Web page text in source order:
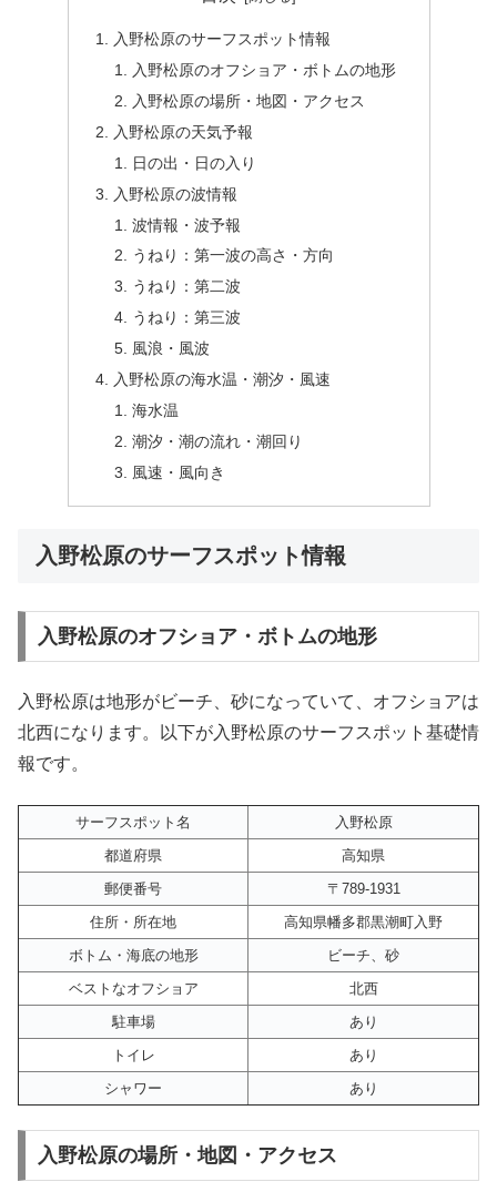
入野松原のサーフスポット情報
入野松原のオフショア・ボトムの地形
入野松原の場所・地図・アクセス
入野松原の天気予報
日の出・日の入り
入野松原の波情報
波情報・波予報
うねり：第一波の高さ・方向
うねり：第二波
うねり：第三波
風浪・風波
入野松原の海水温・潮汐・風速
海水温
潮汐・潮の流れ・潮回り
風速・風向き
入野松原のサーフスポット情報
入野松原のオフショア・ボトムの地形
入野松原は地形がビーチ、砂になっていて、オフショアは
北西になります。以下が入野松原のサーフスポット基礎情
報です。
サーフスポット名
入野松原
都道府県
高知県
郵便番号
〒789-1931
住所・所在地
高知県幡多郡黒潮町入野
ボトム・海底の地形
ビーチ、砂
ベストなオフショア
北西
駐車場
あり
トイレ
あり
シャワー
あり
入野松原の場所・地図・アクセス